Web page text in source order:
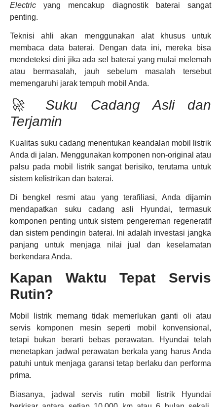
Electric yang mencakup diagnostik baterai sangat
penting.
Teknisi ahli akan menggunakan alat khusus untuk
membaca data baterai. Dengan data ini, mereka bisa
mendeteksi dini jika ada sel baterai yang mulai melemah
atau bermasalah, jauh sebelum masalah tersebut
memengaruhi jarak tempuh mobil Anda.
🚀 Suku Cadang Asli dan
Terjamin
Kualitas suku cadang menentukan keandalan mobil listrik
Anda di jalan. Menggunakan komponen non-original atau
palsu pada mobil listrik sangat berisiko, terutama untuk
sistem kelistrikan dan baterai.
Di bengkel resmi atau yang terafiliasi, Anda dijamin
mendapatkan suku cadang asli Hyundai, termasuk
komponen penting untuk sistem pengereman regeneratif
dan sistem pendingin baterai. Ini adalah investasi jangka
panjang untuk menjaga nilai jual dan keselamatan
berkendara Anda.
Kapan Waktu Tepat Servis
Rutin?
Mobil listrik memang tidak memerlukan ganti oli atau
servis komponen mesin seperti mobil konvensional,
tetapi bukan berarti bebas perawatan. Hyundai telah
menetapkan jadwal perawatan berkala yang harus Anda
patuhi untuk menjaga garansi tetap berlaku dan performa
prima.
Biasanya, jadwal servis rutin mobil listrik Hyundai